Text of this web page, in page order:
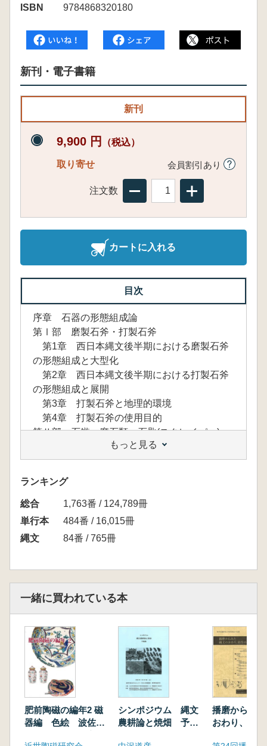
ISBN
9784868320180
新刊・電子書籍
新刊
9,900 円 （税込）
取り寄せ 会員割引あり
注文数
カートに入れる
目次
序章 石器の形態組成論
第Ⅰ部 磨製石斧・打製石斧
第1章 西日本縄文後半期における磨製石斧
の形態組成と大型化
第2章 西日本縄文後半期における打製石斧
の形態組成と展開
第3章 打製石斧と地理的環境
第4章 打製石斧の使用目的
第Ⅱ部 石鏃・磨石類・石匙(スクレイパー)
第5章 石鏃の形態組成の地域性
第6章 磨石類の形態組成の地域性
第7章 石匙・スクレイパーの形態組成の地
域性
第Ⅲ部 磨製石斧の流通
第8章 縄文前・中期における富山産蛇紋岩
製磨製石斧の流通
もっと見る
ランキング
総合
1,763番 / 124,789冊
単行本
484番 / 16,015冊
縄文
84番 / 765冊
一緒に買われている本
肥前陶磁の編年2 磁
器編 色絵 波佐
シンポジウム 縄文
農耕論と焼畑 予稿
播磨からみ
おわり、弥